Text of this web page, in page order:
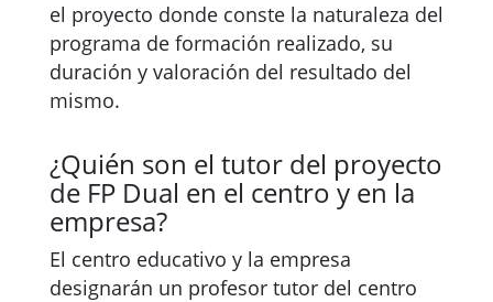
el proyecto donde conste la naturaleza del
programa de formación realizado, su
duración y valoración del resultado del
mismo.
¿Quién son el tutor del proyecto
de FP Dual en el centro y en la
empresa?
El centro educativo y la empresa
designarán un profesor tutor del centro